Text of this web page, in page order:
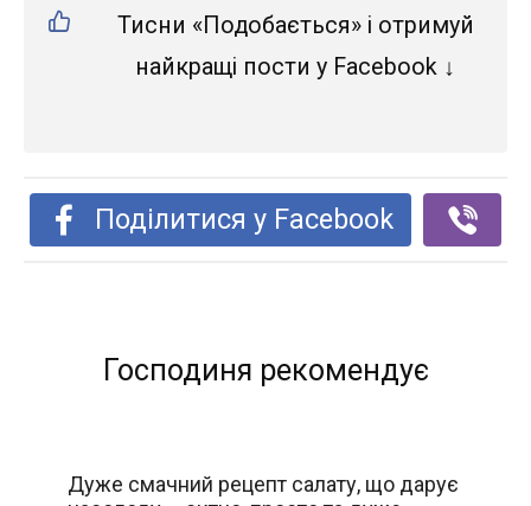
Тисни «Подобається» і отримуй
найкращі пости у Facebook ↓
Поділитися у Facebook
Господиня рекомендує
Дуже смачний рецепт салату, що дарує